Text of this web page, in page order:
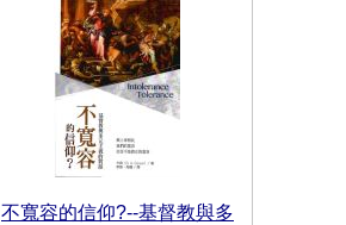
不寬容的信仰?--基督教與多